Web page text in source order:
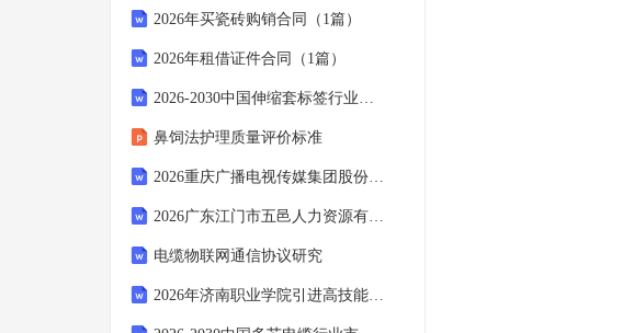
2026年买瓷砖购销合同（1篇）
2026年租借证件合同（1篇）
2026-2030中国伸缩套标签行业市场发展趋势与前景展望战略研究报告
鼻饲法护理质量评价标准
2026重庆广播电视传媒集团股份公司所属企业招聘20人备考题库含答案详解（典型题）
2026广东江门市五邑人力资源有限公司特殊儿童康复教育专业人员招聘2人备考题库及答案详解（名师系列）
电缆物联网通信协议研究
2026年济南职业学院引进高技能人才备考题库（2人）（含答案详解）